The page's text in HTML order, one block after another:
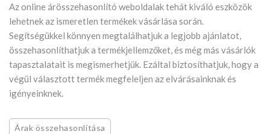
Az online árösszehasonlító weboldalak tehát kiváló eszközök
lehetnek az ismeretlen termékek vásárlása során.
Segítségükkel könnyen megtalálhatjuk a legjobb ajánlatot,
összehasonlíthatjuk a termékjellemzőket, és még más vásárlók
tapasztalatait is megismerhetjük. Ezáltal biztosíthatjuk, hogy a
végül választott termék megfeleljen az elvárásainknak és
igényeinknek.
Árak összehasonlítása